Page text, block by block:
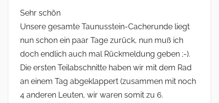
Sehr schön
Unsere gesamte Taunusstein-Cacherunde liegt
nun schon ein paar Tage zurück, nun muß ich
doch endlich auch mal Rückmeldung geben ;-).
Die ersten Teilabschnitte haben wir mit dem Rad
an einem Tag abgeklappert (zusammen mit noch
4 anderen Leuten, wir waren somit zu 6.